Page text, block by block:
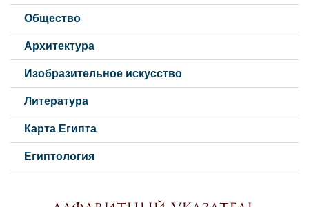
Общество
Архитектура
Изобразительное искусство
Литература
Карта Египта
Египтология